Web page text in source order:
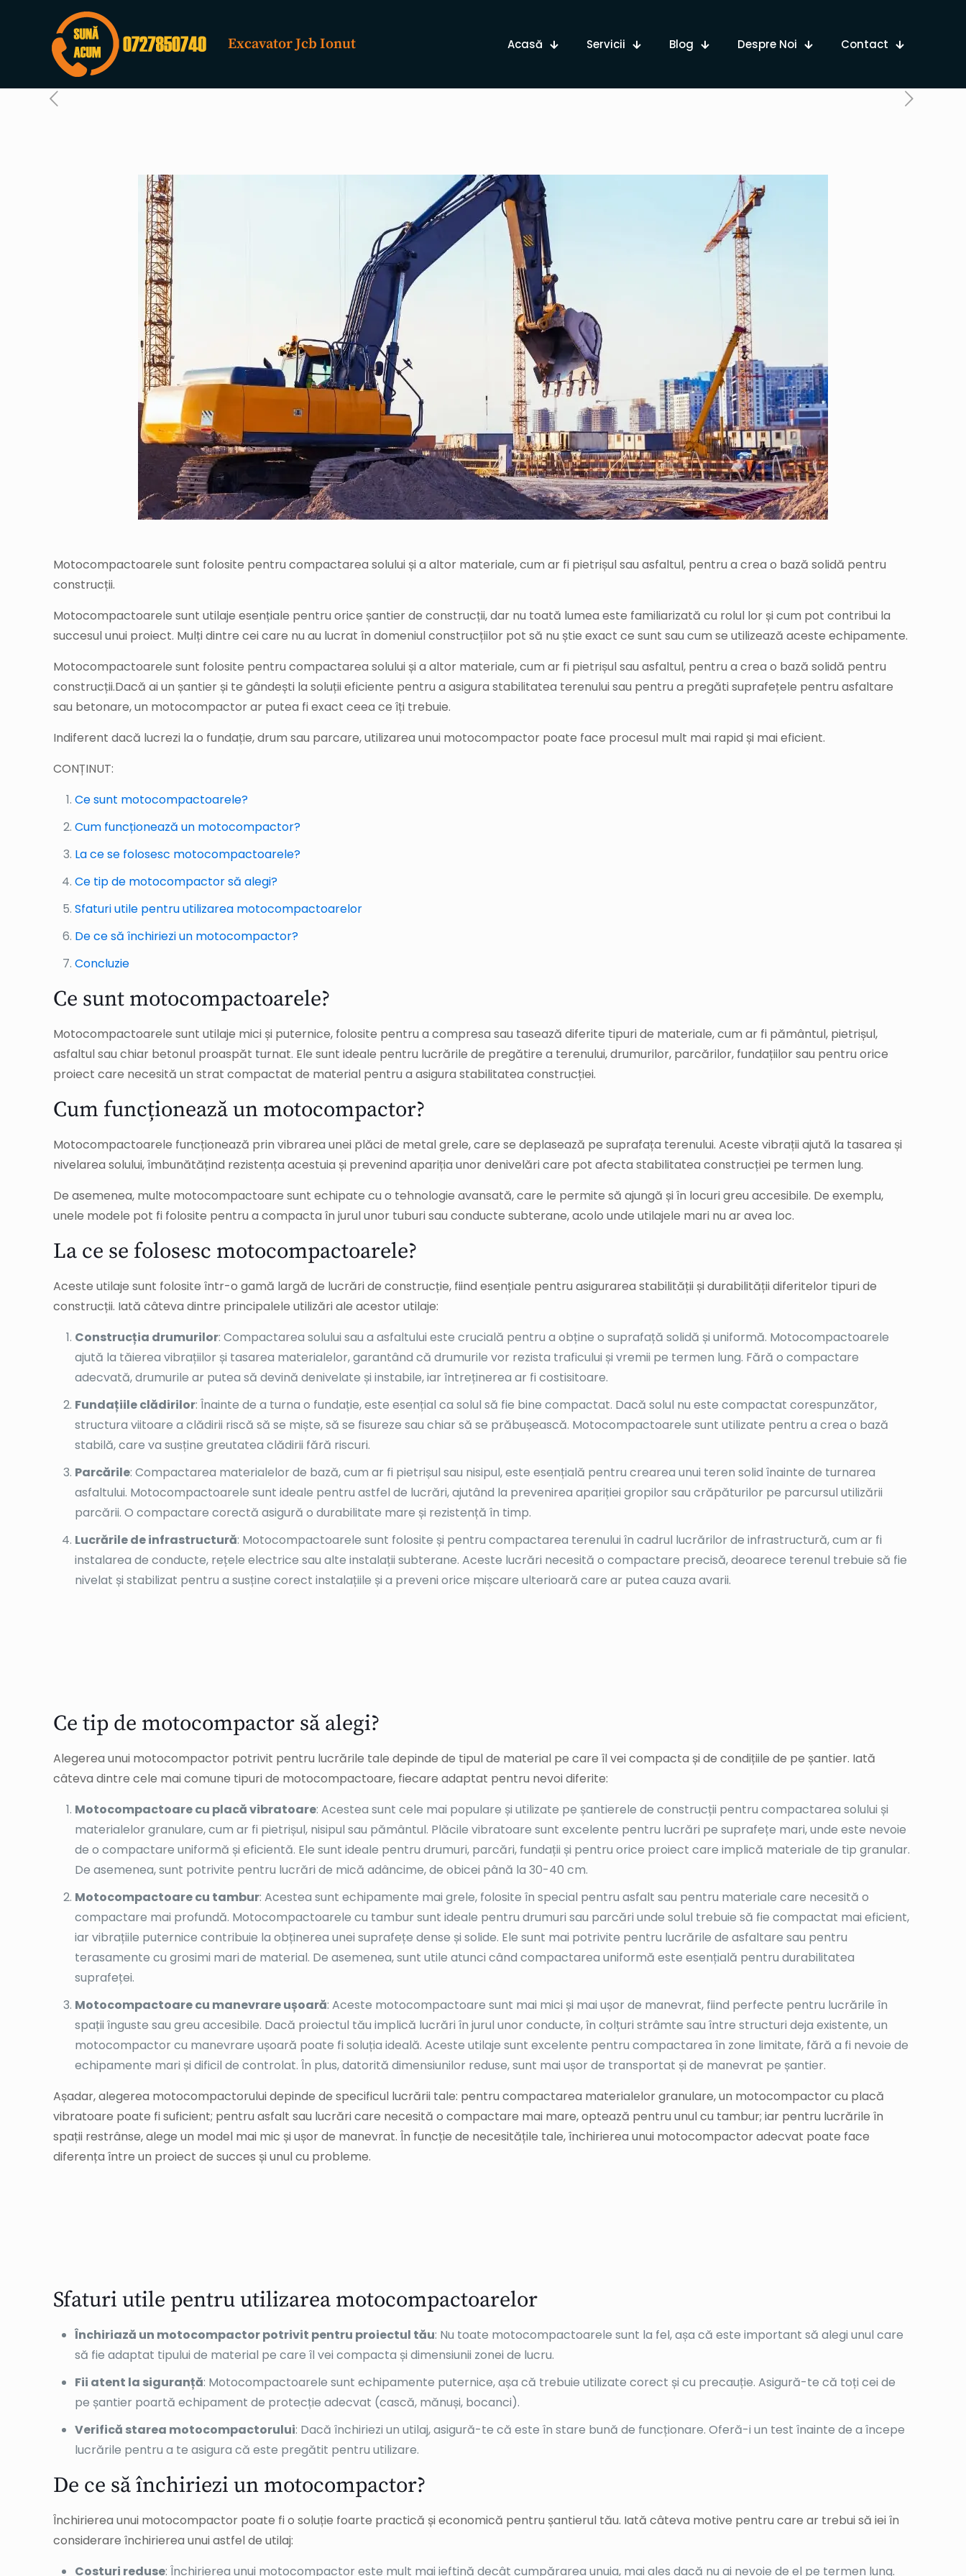
Excavator Jcb Ionut Acasă Servicii Blog Despre Noi Contact
Motocompactoarele sunt folosite pentru compactarea solului și a altor materiale, cum ar fi pietrișul sau asfaltul, pentru a crea o bază solidă pentru
construcții.
Motocompactoarele sunt utilaje esențiale pentru orice șantier de construcții, dar nu toată lumea este familiarizată cu rolul lor și cum pot contribui la
succesul unui proiect. Mulți dintre cei care nu au lucrat în domeniul construcțiilor pot să nu știe exact ce sunt sau cum se utilizează aceste echipamente.
Motocompactoarele sunt folosite pentru compactarea solului și a altor materiale, cum ar fi pietrișul sau asfaltul, pentru a crea o bază solidă pentru
construcții.Dacă ai un șantier și te gândești la soluții eficiente pentru a asigura stabilitatea terenului sau pentru a pregăti suprafețele pentru asfaltare
sau betonare, un motocompactor ar putea fi exact ceea ce îți trebuie.
Indiferent dacă lucrezi la o fundație, drum sau parcare, utilizarea unui motocompactor poate face procesul mult mai rapid și mai eficient.
CONȚINUT:
Ce sunt motocompactoarele?
Cum funcționează un motocompactor?
La ce se folosesc motocompactoarele?
Ce tip de motocompactor să alegi?
Sfaturi utile pentru utilizarea motocompactoarelor
De ce să închiriezi un motocompactor?
Concluzie
Ce sunt motocompactoarele?
Motocompactoarele sunt utilaje mici și puternice, folosite pentru a compresa sau tasează diferite tipuri de materiale, cum ar fi pământul, pietrișul,
asfaltul sau chiar betonul proaspăt turnat. Ele sunt ideale pentru lucrările de pregătire a terenului, drumurilor, parcărilor, fundațiilor sau pentru orice
proiect care necesită un strat compactat de material pentru a asigura stabilitatea construcției.
Cum funcționează un motocompactor?
Motocompactoarele funcționează prin vibrarea unei plăci de metal grele, care se deplasează pe suprafața terenului. Aceste vibrații ajută la tasarea și
nivelarea solului, îmbunătățind rezistența acestuia și prevenind apariția unor denivelări care pot afecta stabilitatea construcției pe termen lung.
De asemenea, multe motocompactoare sunt echipate cu o tehnologie avansată, care le permite să ajungă și în locuri greu accesibile. De exemplu,
unele modele pot fi folosite pentru a compacta în jurul unor tuburi sau conducte subterane, acolo unde utilajele mari nu ar avea loc.
La ce se folosesc motocompactoarele?
Aceste utilaje sunt folosite într-o gamă largă de lucrări de construcție, fiind esențiale pentru asigurarea stabilității și durabilității diferitelor tipuri de
construcții. Iată câteva dintre principalele utilizări ale acestor utilaje:
Construcția drumurilor: Compactarea solului sau a asfaltului este crucială pentru a obține o suprafață solidă și uniformă. Motocompactoarele
ajută la tăierea vibrațiilor și tasarea materialelor, garantând că drumurile vor rezista traficului și vremii pe termen lung. Fără o compactare
adecvată, drumurile ar putea să devină denivelate și instabile, iar întreținerea ar fi costisitoare.
Fundațiile clădirilor: Înainte de a turna o fundație, este esențial ca solul să fie bine compactat. Dacă solul nu este compactat corespunzător,
structura viitoare a clădirii riscă să se miște, să se fisureze sau chiar să se prăbușească. Motocompactoarele sunt utilizate pentru a crea o bază
stabilă, care va susține greutatea clădirii fără riscuri.
Parcările: Compactarea materialelor de bază, cum ar fi pietrișul sau nisipul, este esențială pentru crearea unui teren solid înainte de turnarea
asfaltului. Motocompactoarele sunt ideale pentru astfel de lucrări, ajutând la prevenirea apariției gropilor sau crăpăturilor pe parcursul utilizării
parcării. O compactare corectă asigură o durabilitate mare și rezistență în timp.
Lucrările de infrastructură: Motocompactoarele sunt folosite și pentru compactarea terenului în cadrul lucrărilor de infrastructură, cum ar fi
instalarea de conducte, rețele electrice sau alte instalații subterane. Aceste lucrări necesită o compactare precisă, deoarece terenul trebuie să fie
nivelat și stabilizat pentru a susține corect instalațiile și a preveni orice mișcare ulterioară care ar putea cauza avarii.
Ce tip de motocompactor să alegi?
Motocompactoare cu tambur: Acestea sunt echipamente mai grele, folosite în special pentru asfalt sau pentru materiale care necesită o
compactare mai profundă. Motocompactoarele cu tambur sunt ideale pentru drumuri sau parcări unde solul trebuie să fie compactat mai eficient,
iar vibrațiile puternice contribuie la obținerea unei suprafețe dense și solide. Ele sunt mai potrivite pentru lucrările de asfaltare sau pentru
suprafeței.
spații înguste sau greu accesibile. Dacă proiectul tău implică lucrări în jurul unor conducte, în colțuri strâmte sau între structuri deja existente, un
motocompactor cu manevrare ușoară poate fi soluția ideală. Aceste utilaje sunt excelente pentru compactarea în zone limitate, fără a fi nevoie de
echipamente mari și dificil de controlat. În plus, datorită dimensiunilor reduse, sunt mai ușor de transportat și de manevrat pe șantier.
vibratoare poate fi suficient; pentru asfalt sau lucrări care necesită o compactare mai mare, optează pentru unul cu tambur; iar pentru lucrările în
spații restrânse, alege un model mai mic și ușor de manevrat. În funcție de necesitățile tale, închirierea unui motocompactor adecvat poate face
diferența între un proiect de succes și unul cu probleme.